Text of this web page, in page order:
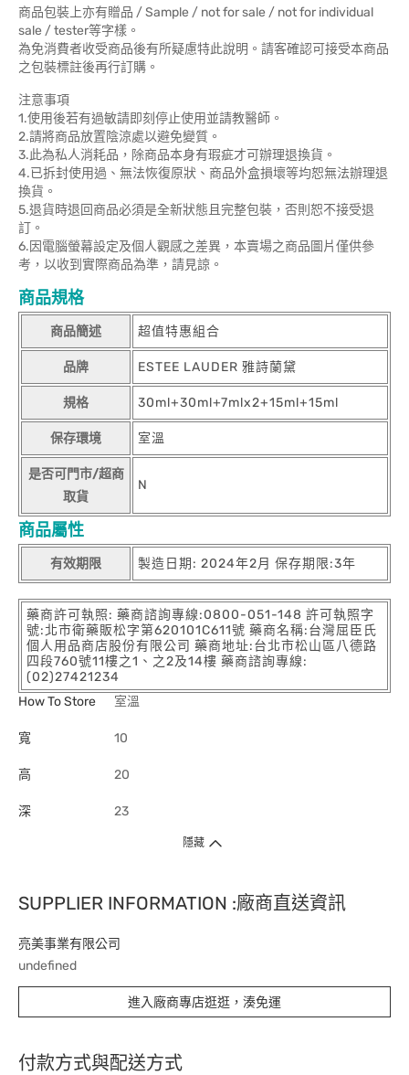
商品包裝上亦有贈品 / Sample / not for sale / not for individual
sale / tester等字樣。
為免消費者收受商品後有所疑慮特此說明。請客確認可接受本商品
之包裝標註後再行訂購。
注意事項
1.使用後若有過敏請即刻停止使用並請教醫師。
2.請將商品放置陰涼處以避免變質。
3.此為私人消耗品，除商品本身有瑕疵才可辦理退換貨。
4.已拆封使用過、無法恢復原狀、商品外盒損壞等均恕無法辦理退
換貨。
5.退貨時退回商品必須是全新狀態且完整包裝，否則恕不接受退
訂。
6.因電腦螢幕設定及個人觀感之差異，本賣場之商品圖片僅供參
考，以收到實際商品為準，請見諒。
商品規格
商品簡述 超值特惠組合
品牌 ESTEE LAUDER 雅詩蘭黛
規格 30ml+30ml+7mlx2+15ml+15ml
保存環境 室溫
是否可門市/超商
取貨
N
商品屬性
有效期限 製造日期: 2024年2月 保存期限:3年
藥商許可執照: 藥商諮詢專線:0800-051-148 許可執照字
號:北市衛藥販松字第620101C611號 藥商名稱:台灣屈臣氏
個人用品商店股份有限公司 藥商地址:台北市松山區八德路
四段760號11樓之1、之2及14樓 藥商諮詢專線:
(02)27421234
How To Store
室溫
寬 10
高 20
深 23
隱藏
SUPPLIER INFORMATION :廠商直送資訊
亮美事業有限公司
undefined
進入廠商專店逛逛，湊免運
付款方式與配送方式